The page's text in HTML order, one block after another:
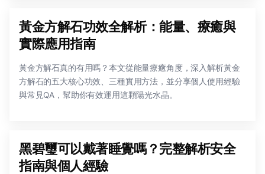
黃金方解石功效全解析：能量、療癒與
實際應用指南
黃金方解石真的有用嗎？本文從能量療癒角度，深入解析黃金
方解石的五大核心功效、三種實用方法，並分享個人使用經驗
與常見QA，幫助你有效運用這顆陽光水晶。
黑碧璽可以戴著睡覺嗎？完整解析安全
指南與個人經驗